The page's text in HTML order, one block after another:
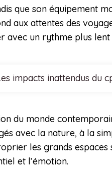
que son équipement
aux attentes des
avec un rythme plus lent
impacts inattendus du
du monde
avec la nature, à la
les grands
et l’émotion.